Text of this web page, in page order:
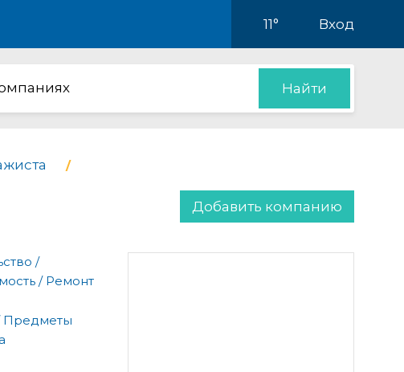
11° Вход
Найти
Добавить компанию
/
/ Ремонт
Предметы